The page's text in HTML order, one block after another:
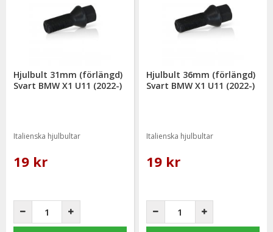
Hjulbult 31mm (förlängd)
Svart BMW X1 U11 (2022-)
Italienska hjulbultar
19 kr
Hjulbult 36mm (förlängd)
Svart BMW X1 U11 (2022-)
Italienska hjulbultar
19 kr